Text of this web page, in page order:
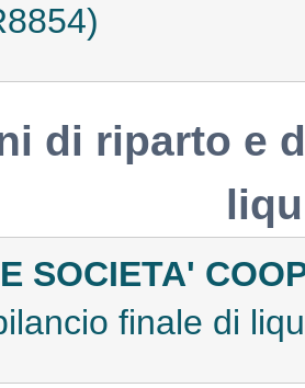
di riparto e
SOCIETA'
finale di